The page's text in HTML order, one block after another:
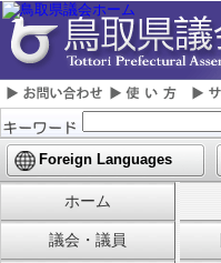
Foreign Languages
ホーム
議会・議員